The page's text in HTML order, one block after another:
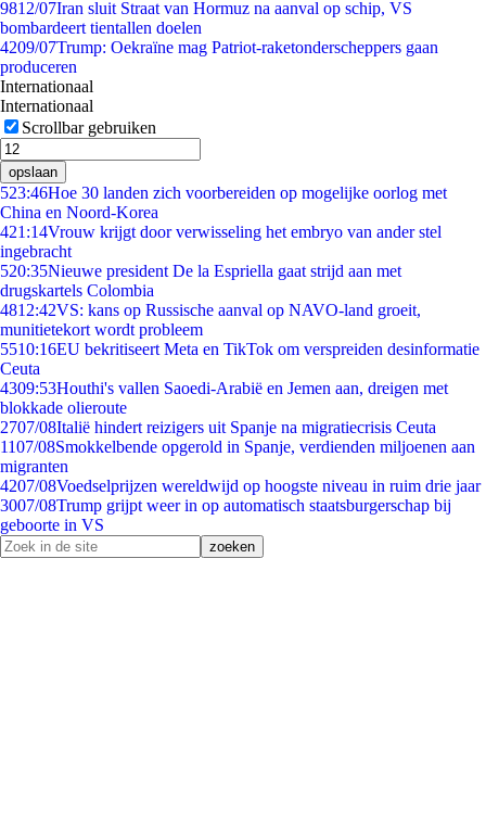
9812/07Iran sluit Straat van Hormuz na aanval op schip, VS
bombardeert tientallen doelen
4209/07Trump: Oekraïne mag Patriot-raketonderscheppers gaan
produceren
Internationaal
Internationaal
Scrollbar gebruiken
opslaan
523:46Hoe 30 landen zich voorbereiden op mogelijke oorlog met
China en Noord-Korea
421:14Vrouw krijgt door verwisseling het embryo van ander stel
ingebracht
520:35Nieuwe president De la Espriella gaat strijd aan met
drugskartels Colombia
4812:42VS: kans op Russische aanval op NAVO-land groeit,
munitietekort wordt probleem
5510:16EU bekritiseert Meta en TikTok om verspreiden desinformatie
Ceuta
4309:53Houthi's vallen Saoedi-Arabië en Jemen aan, dreigen met
blokkade olieroute
2707/08Italië hindert reizigers uit Spanje na migratiecrisis Ceuta
1107/08Smokkelbende opgerold in Spanje, verdienden miljoenen aan
migranten
4207/08Voedselprijzen wereldwijd op hoogste niveau in ruim drie jaar
3007/08Trump grijpt weer in op automatisch staatsburgerschap bij
geboorte in VS